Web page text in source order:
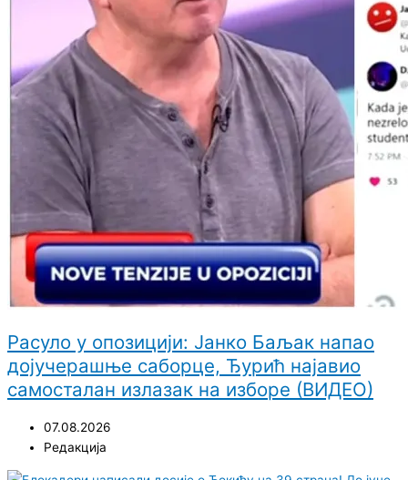
Расуло у опозицији: Јанко Баљак напао
дојучерашње саборце, Ђурић најавио
самосталан излазак на изборе (ВИДЕО)
07.08.2026
Редакција